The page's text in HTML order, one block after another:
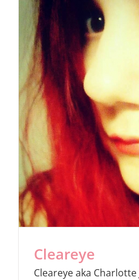
Cleareye
Cleareye aka